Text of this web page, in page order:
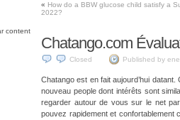
content
« How do a BBW glucose child satisfy a
2022?
Chatango.com
Closed Published by
Chatango est en fait aujourd’hui
nouveau people dont intérêts sont
regarder autour de vous sur le net
pouvez rapidement et confortablement